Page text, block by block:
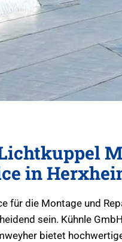
in
für die Montage und
sein. Kühnle
bietet